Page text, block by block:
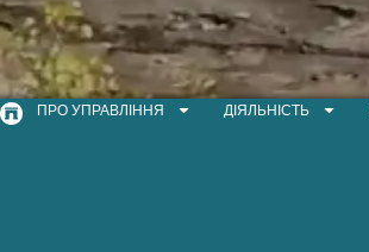
ПРО УПРАВЛІННЯ ДІЯЛЬНІСТЬ